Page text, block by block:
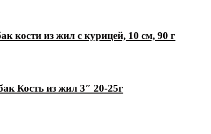
кости из жил с курицей, 10 см, 90 г
Кость из жил 3″ 20-25г